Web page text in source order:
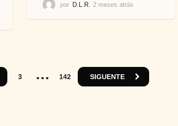
por D.L.R. 2 meses atrás
r
á
3 … 142 SIGUENTE